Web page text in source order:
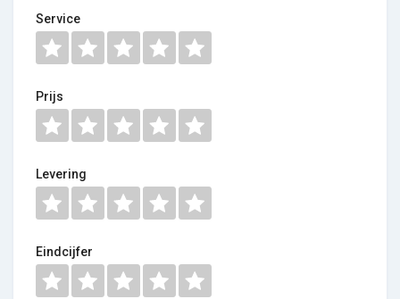
Service
Prijs
Levering
Eindcijfer